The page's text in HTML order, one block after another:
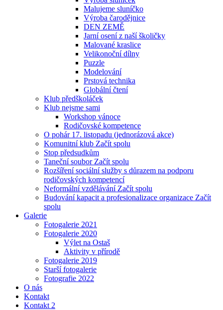
Malujeme sluníčko
Výroba čarodějnice
DEN ZEMĚ
Jarní osení z naší školičky
Malované kraslice
Velikonoční dílny
Puzzle
Modelování
Prstová technika
Globální čtení
Klub předškoláček
Klub nejsme sami
Workshop vánoce
Rodičovské kompetence
O pohár 17. listopadu (jednorázová akce)
Komunitní klub Začít spolu
Stop předsudkům
Taneční soubor Začít spolu
Rozšíření sociální služby s důrazem na podporu
rodičovských kompetencí
Neformální vzdělávání Začít spolu
Budování kapacit a profesionalizace organizace Začít
spolu
Galerie
Fotogalerie 2021
Fotogalerie 2020
Výlet na Ostaš
Aktivity v přírodě
Fotogalerie 2019
Starší fotogalerie
Fotografie 2022
O nás
Kontakt
Kontakt 2